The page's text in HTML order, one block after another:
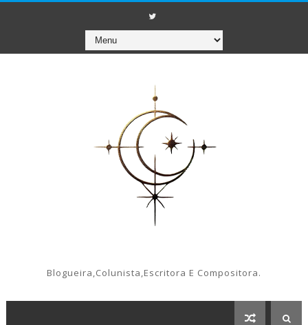
Blogueira,colunista,escritora E Compositora.